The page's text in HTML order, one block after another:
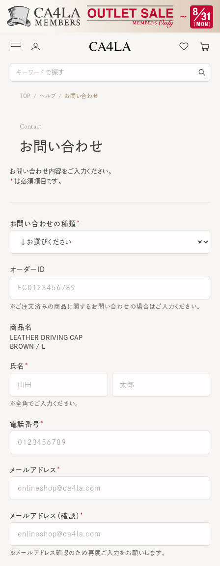
TOP / ヘルプ / お問い合わせ
Contact
お問い合わせ
お問い合わせ内容をご入力ください。
は必須項目です。
お問い合わせの種類
オーダーＩＤ
ご注文済みの商品に関するお問い合わせの場合はご入力ください。
商品名
LEATHER DRIVING CAP
BROWN / L
氏名
全角でご入力ください。
電話番号
メールアドレス
メールアドレス（確認）
※メールアドレス確認のため再度ご入力をお願いします。